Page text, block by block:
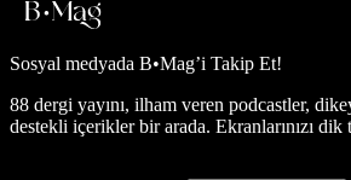
Sosyal medyada B•Mag’i Takip Et!
88 dergi yayını, ilham veren podcastler,
destekli içerikler bir arada. Ekranlarınızı dik